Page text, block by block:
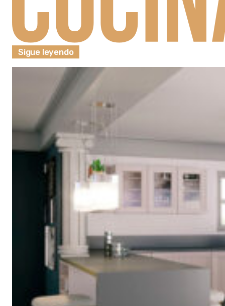
Sigue leyendo